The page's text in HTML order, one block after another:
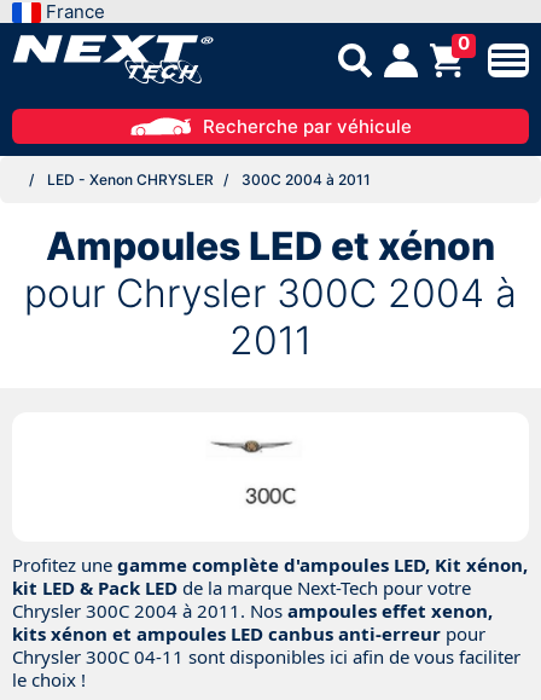
France
0
Recherche par véhicule
LED - Xenon CHRYSLER 300C 2004 à 2011
Ampoules LED et xénon
pour Chrysler 300C 2004 à
2011
Profitez une gamme complète d'ampoules LED, Kit xénon,
kit LED & Pack LED de la marque Next-Tech pour votre
Chrysler 300C 2004 à 2011. Nos ampoules effet xenon,
kits xénon et ampoules LED canbus anti-erreur pour
Chrysler 300C 04-11 sont disponibles ici afin de vous faciliter
le choix !